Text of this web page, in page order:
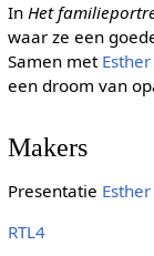
In Het
waar ze een
Samen met
een droom van
Makers
Presentatie
RTL4